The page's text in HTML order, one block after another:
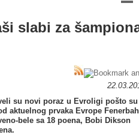
slabi za
su novi poraz u Evroligi pošto
aktuelnog prvaka Evrope
bele sa 18 poena, Bobi Dikson